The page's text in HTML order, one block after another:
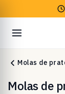
conteúdo
Molas de
Molas de